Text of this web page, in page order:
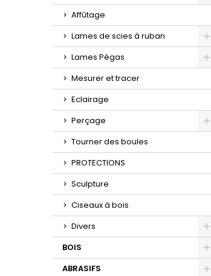
Affûtage
Lames de scies à ruban
Lames Pégas
Mesurer et tracer
Eclairage
Perçage
Tourner des boules
PROTECTIONS
Sculpture
Ciseaux à bois
Divers
BOIS
ABRASIFS